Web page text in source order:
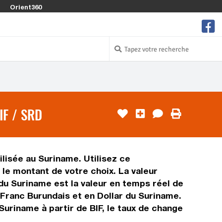
Orient360
/ SRD
au Suriname. Utilisez ce
montant de votre choix. La valeur
Suriname est la valeur en temps réel de
Burundais et en Dollar du Suriname.
à partir de BIF, le taux de change